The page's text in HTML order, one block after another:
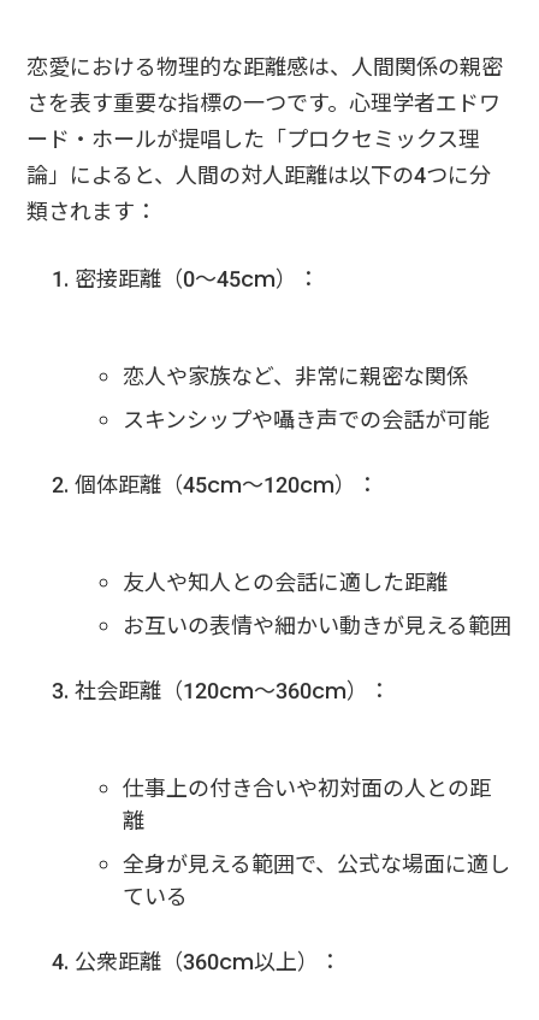
恋愛における物理的な距離感は、人間関係の親密
さを表す重要な指標の一つです。心理学者エドワ
ード・ホールが提唱した「プロクセミックス理
論」によると、人間の対人距離は以下の4つに分
類されます：
密接距離（0〜45cm）：
恋人や家族など、非常に親密な関係
スキンシップや囁き声での会話が可能
個体距離（45cm〜120cm）：
友人や知人との会話に適した距離
お互いの表情や細かい動きが見える範囲
社会距離（120cm〜360cm）：
仕事上の付き合いや初対面の人との距
離
全身が見える範囲で、公式な場面に適し
ている
公衆距離（360cm以上）：